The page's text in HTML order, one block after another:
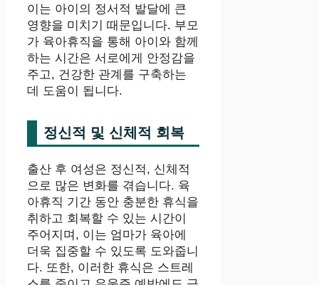
이는 아이의 정서적 발달에 큰
영향을 미치기 때문입니다. 부모
가 육아휴직을 통해 아이와 함께
하는 시간은 서로에게 안정감을
주고, 건강한 관계를 구축하는
데 도움이 됩니다.
정신적 및 신체적 회복
출산 후 여성은 정신적, 신체적
으로 많은 변화를 겪습니다. 육
아휴직 기간 동안 충분한 휴식을
취하고 회복할 수 있는 시간이
주어지며, 이는 엄마가 육아에
더욱 집중할 수 있도록 도와줍니
다. 또한, 이러한 휴식은 스트레